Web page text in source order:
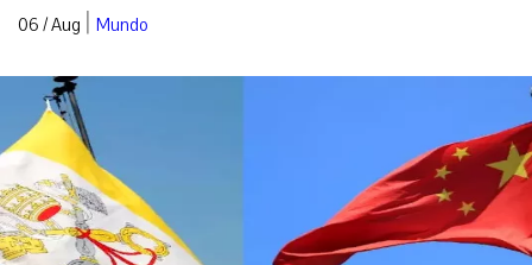
06 / Aug | Mundo